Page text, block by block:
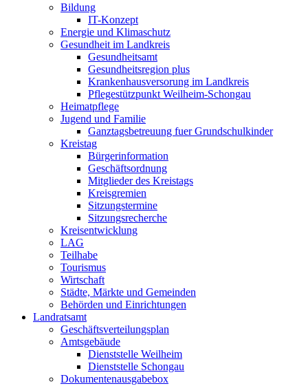
Bildung
IT-Konzept
Energie und Klimaschutz
Gesundheit im Landkreis
Gesundheitsamt
Gesundheitsregion plus
Krankenhausversorung im Landkreis
Pflegestützpunkt Weilheim-Schongau
Heimatpflege
Jugend und Familie
Ganztagsbetreuung fuer Grundschulkinder
Kreistag
Bürgerinformation
Geschäftsordnung
Mitglieder des Kreistags
Kreisgremien
Sitzungstermine
Sitzungsrecherche
Kreisentwicklung
LAG
Teilhabe
Tourismus
Wirtschaft
Städte, Märkte und Gemeinden
Behörden und Einrichtungen
Landratsamt
Geschäftsverteilungsplan
Amtsgebäude
Dienststelle Weilheim
Dienststelle Schongau
Dokumentenausgabebox